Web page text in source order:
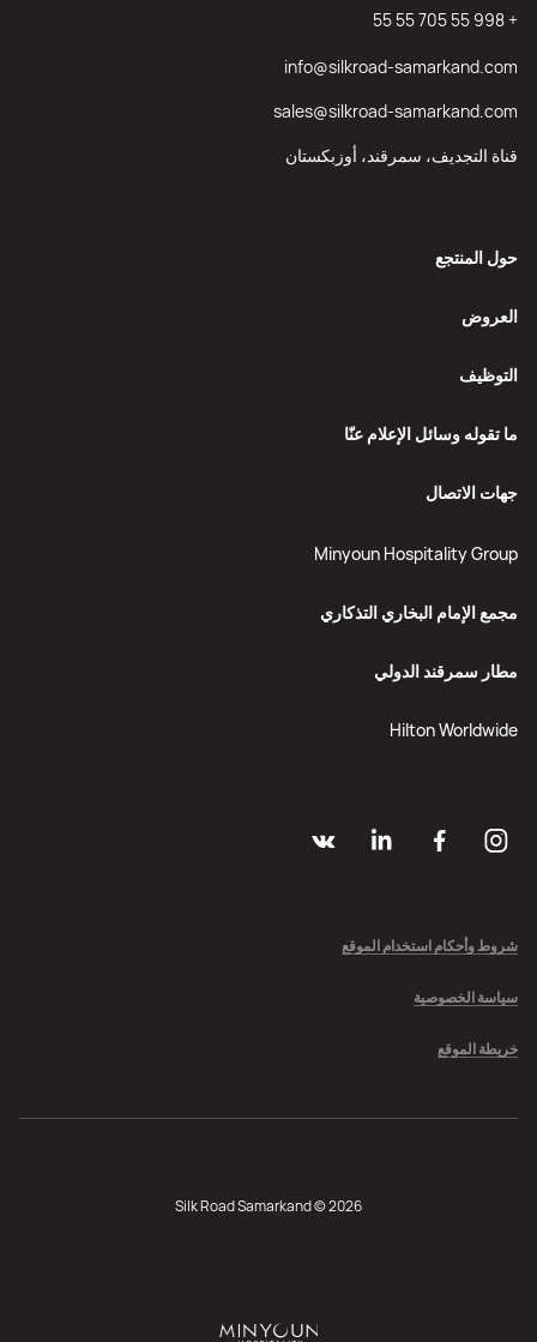
حول المنتجع
العروض
التوظيف
ما تقوله وسائل الإعلام عنّا
جهات الاتصال
Minyoun Hospitality Group
مجمع الإمام البخاري التذكاري
مطار سمرقند الدولي
Hilton Worldwide
+ 998 55 705 55 55
info@silkroad-samarkand.com
sales@silkroad-samarkand.com
قناة التجديف، سمرقند، أوزبكستان
شروط وأحكام استخدام الموقع
سياسة الخصوصية
خريطة الموقع
Silk Road Samarkand © 2026